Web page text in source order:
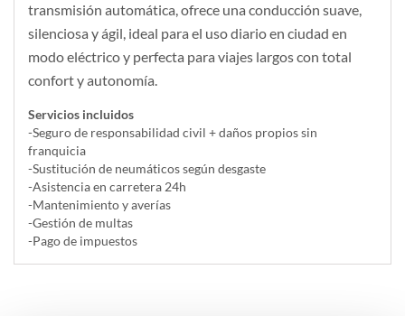
transmisión automática, ofrece una conducción suave,
silenciosa y ágil, ideal para el uso diario en ciudad en
modo eléctrico y perfecta para viajes largos con total
confort y autonomía.
Servicios incluidos
-Seguro de responsabilidad civil + daños propios sin
franquicia
-Sustitución de neumáticos según desgaste
-Asistencia en carretera 24h
-Mantenimiento y averías
-Gestión de multas
-Pago de impuestos